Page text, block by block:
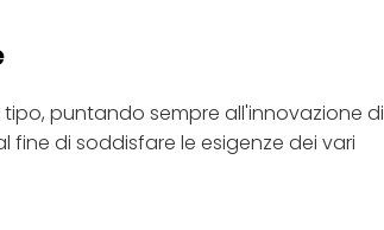
tipo, puntando sempre all'innovazione di
di soddisfare le esigenze dei vari